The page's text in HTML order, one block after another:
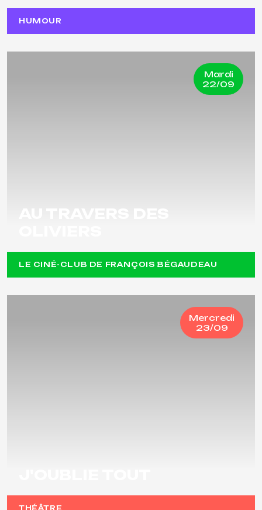
HUMOUR
Mardi
22/09
LE CINÉ-CLUB DE FRANÇOIS BÉGAUDEAU
Mercredi
23/09
THÉÂTRE